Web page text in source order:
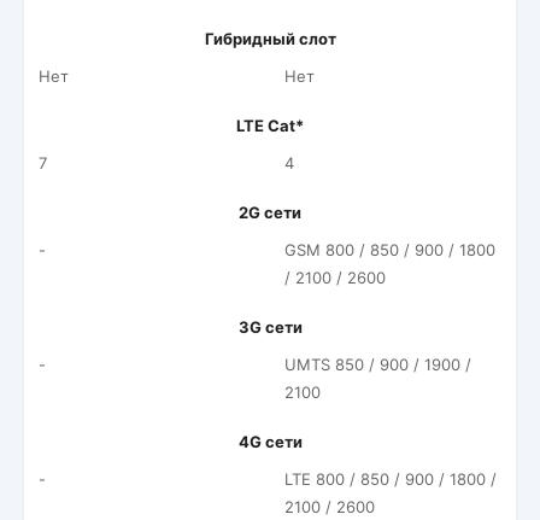
Гибридный слот
Нет
Нет
LTE Cat*
7
4
2G сети
-
GSM 800 / 850 / 900 / 1800
/ 2100 / 2600
3G сети
-
UMTS 850 / 900 / 1900 /
2100
4G сети
-
LTE 800 / 850 / 900 / 1800 /
2100 / 2600